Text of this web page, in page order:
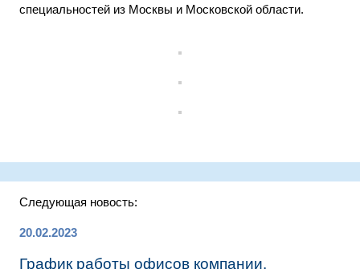
специальностей из Москвы и Московской области.
Следующая новость:
20.02.2023
График работы офисов компании.